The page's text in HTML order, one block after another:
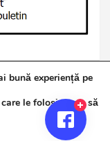
Theme Horse
bună experiență pe
le folosim sau să
Cookie Banner